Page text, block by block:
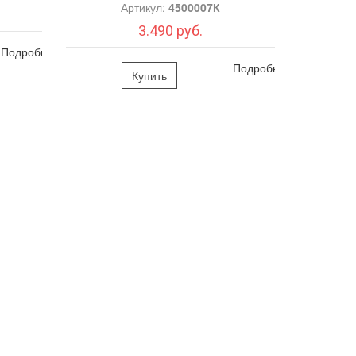
Подробно
Артикул:4500007К
3.490 руб.
Купить Подробно